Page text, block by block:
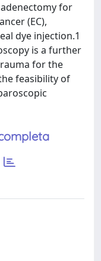
for
(EC),
dye injection.1
is a further
for the
feasibility of